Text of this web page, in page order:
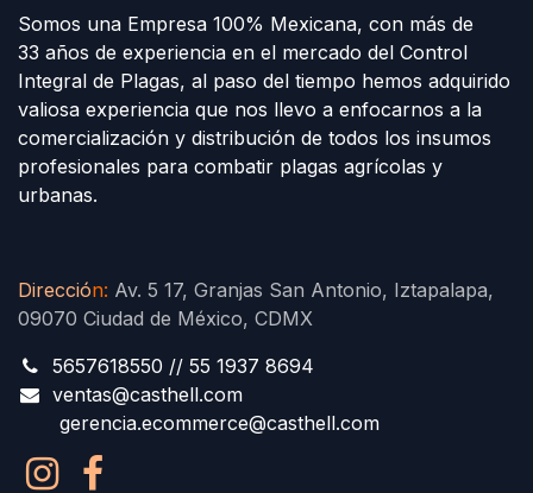
Somos una Empresa 100% Mexicana, con más de
33 años de experiencia en el mercado del Control
Integral de Plagas, al paso del tiempo hemos adquirido
valiosa experiencia que nos llevo a enfocarnos a la
comercialización y distribución de todos los insumos
profesionales para combatir plagas agrícolas y
urbanas.
Dirección: Av. 5 17, Granjas San Antonio, Iztapalapa,
09070 Ciudad de México, CDMX
5657618550 // 55 1937 8694
ventas@casthell.com
gerencia.ecommerce@casthell.com